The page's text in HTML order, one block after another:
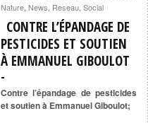
Nature, News, Reseau, Social
CONTRE L’ÉPANDAGE DE
PESTICIDES ET SOUTIEN
À EMMANUEL GIBOULOT
Contre l’épandage de pesticides
et soutien à Emmanuel Giboulot;